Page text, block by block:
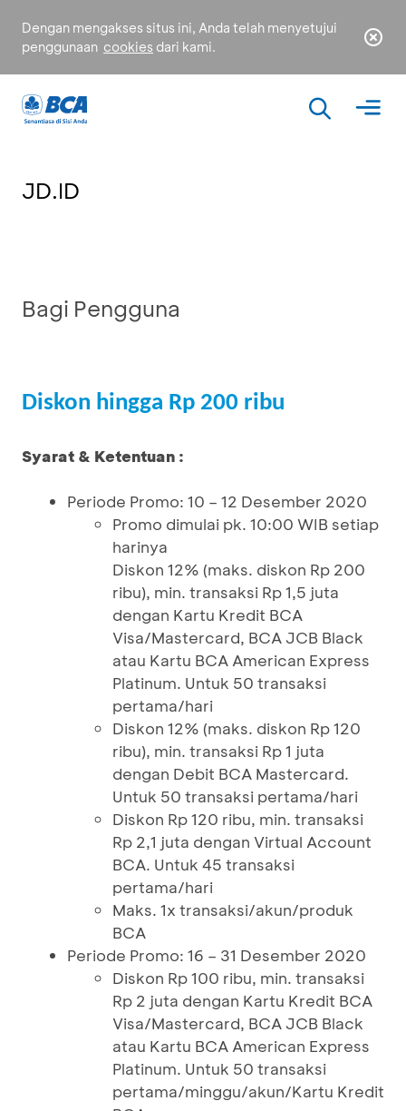
Dengan mengakses situs ini, Anda telah menyetujui
penggunaan cookies dari kami.
JD.ID
Bagi Pengguna
Diskon hingga Rp 200 ribu
Syarat & Ketentuan :
Periode Promo: 10 – 12 Desember 2020
Promo dimulai pk. 10:00 WIB setiap
harinya
Diskon 12% (maks. diskon Rp 200
ribu), min. transaksi Rp 1,5 juta
dengan Kartu Kredit BCA
Visa/Mastercard, BCA JCB Black
atau Kartu BCA American Express
Platinum. Untuk 50 transaksi
pertama/hari
Diskon 12% (maks. diskon Rp 120
ribu), min. transaksi Rp 1 juta
dengan Debit BCA Mastercard.
Untuk 50 transaksi pertama/hari
Diskon Rp 120 ribu, min. transaksi
Rp 2,1 juta dengan Virtual Account
BCA. Untuk 45 transaksi
pertama/hari
Maks. 1x transaksi/akun/produk
BCA
Periode Promo: 16 – 31 Desember 2020
Diskon Rp 100 ribu, min. transaksi
Rp 2 juta dengan Kartu Kredit BCA
Visa/Mastercard, BCA JCB Black
atau Kartu BCA American Express
Platinum. Untuk 50 transaksi
pertama/minggu/akun/Kartu Kredit